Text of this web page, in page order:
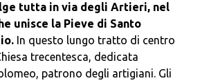
tutta in via degli Artieri, nel
unisce la Pieve di Santo
In questo lungo tratto di centro
trecentesca, dedicata
patrono degli artigiani. Gli